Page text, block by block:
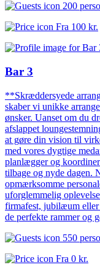
200
Fra 100 kr.
Bar 3
**Skræddersyede
skaber vi unikke
ønsker. Uanset om du
afslappet
at gøre din vision til
med vores dygtige
planlægger og
tilbage og nyde dagen.
opmærksomme
uforglemmelig
firmafest, jubilæum eller
de perfekte rammer og
550
Fra 0 kr.